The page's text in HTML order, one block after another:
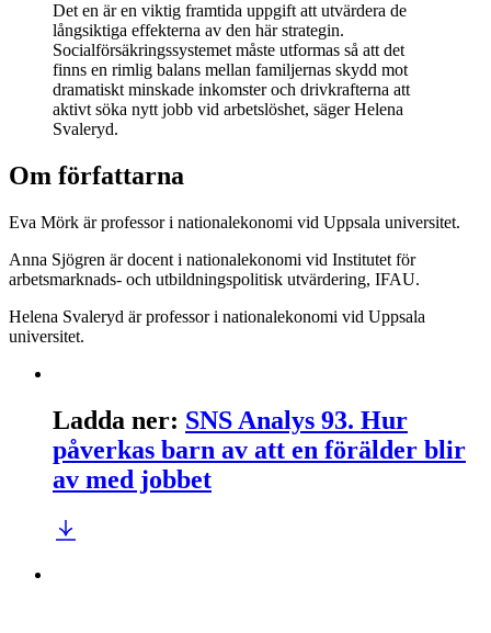
Det en är en viktig framtida uppgift att utvärdera de
långsiktiga effekterna av den här strategin.
Socialförsäkringssystemet måste utformas så att det
finns en rimlig balans mellan familjernas skydd mot
dramatiskt minskade inkomster och drivkrafterna att
aktivt söka nytt jobb vid arbetslöshet, säger Helena
Svaleryd.
Om författarna
Eva Mörk är professor i nationalekonomi vid Uppsala universitet.
Anna Sjögren är docent i nationalekonomi vid Institutet för
arbetsmarknads- och utbildningspolitisk utvärdering, IFAU.
Helena Svaleryd är professor i nationalekonomi vid Uppsala
universitet.
Ladda ner: SNS Analys 93. Hur
påverkas barn av att en förälder blir
av med jobbet